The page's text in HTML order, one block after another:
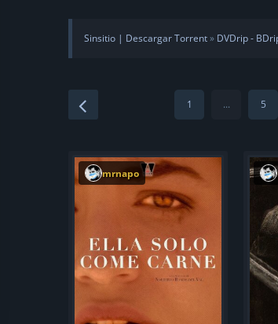
Sinsitio | Descargar Torrent» DVDrip -
1 ... 5
mrnapo